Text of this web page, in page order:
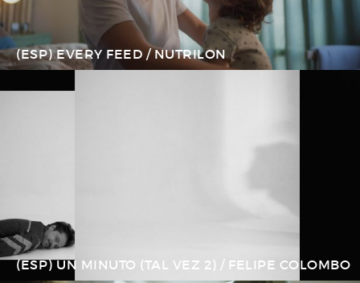
(ESP) EVERY FEED / NUTRILON
(ESP) UN MINUTO (TAL VEZ 2) / FELIPE COLOMBO